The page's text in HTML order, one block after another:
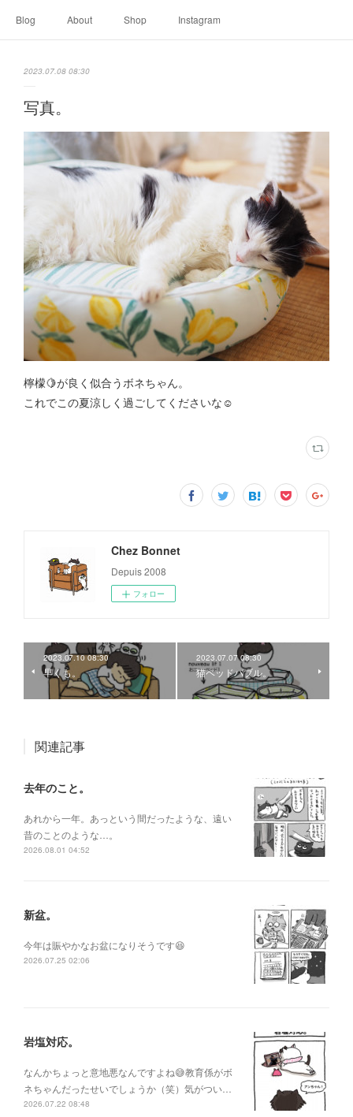
Blog About Shop Instagram
2023.07.08 08:30
写真。
檸檬🍋が良く似合うボネちゃん。
これでこの夏涼しく過ごしてくださいな☺
Chez Bonnet
Depuis 2008
フォロー
2023.07.10 08:30
早くも。
2023.07.07 08:30
猫ベッドバブル。
関連記事
去年のこと。
あれから一年。あっという間だったような、遠い
昔のことのような…。
2026.08.01 04:52
新盆。
今年は賑やかなお盆になりそうです😆
2026.07.25 02:06
岩塩対応。
なんかちょっと意地悪なんですよね😅教育係がボ
ネちゃんだったせいでしょうか（笑）気がつい…
2026.07.22 08:48